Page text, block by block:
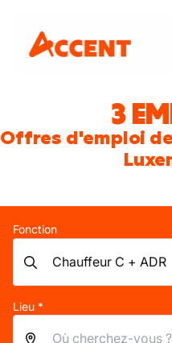
3
Offres d'emploi de
Fonction
Lieu *